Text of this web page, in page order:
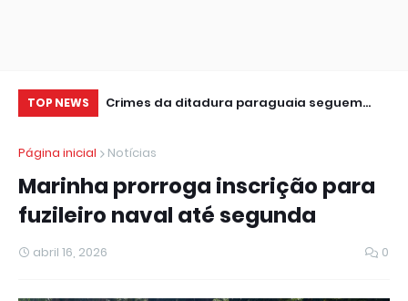
TOP NEWS
Crimes da ditadura paraguaia seguem
Página inicial
Notícias
Marinha prorroga inscrição para
fuzileiro naval até segunda
abril 16, 2026 0